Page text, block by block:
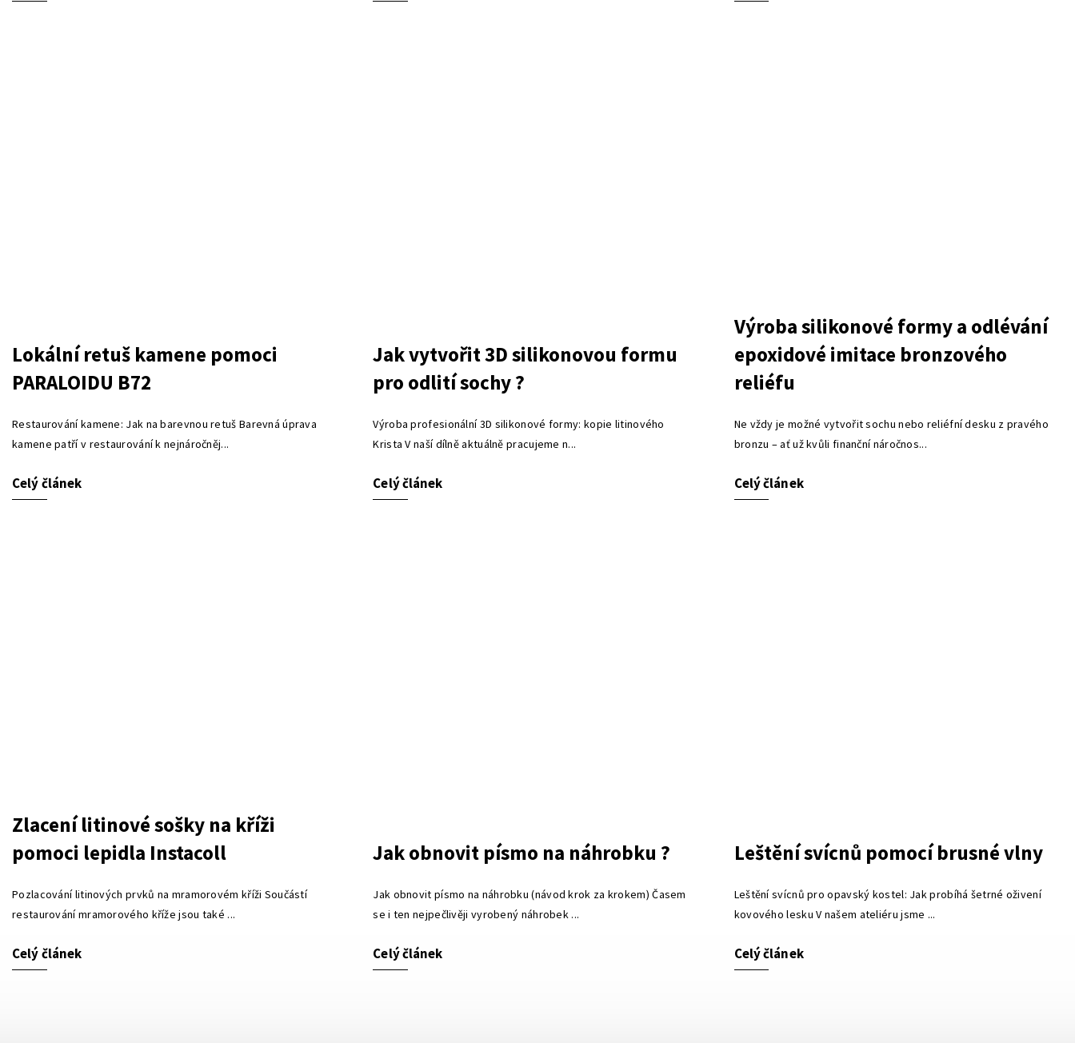
Lokální retuš kamene pomoci
PARALOIDU B72
Restaurování kamene: Jak na barevnou retuš Barevná úprava
kamene patří v restaurování k nejnáročněj...
Celý článek
Jak vytvořit 3D silikonovou formu
pro odlití sochy ?
Výroba profesionální 3D silikonové formy: kopie litinového
Krista V naší dílně aktuálně pracujeme n...
Celý článek
Výroba silikonové formy a odlévání
epoxidové imitace bronzového
reliéfu
Ne vždy je možné vytvořit sochu nebo reliéfní desku z pravého
bronzu – ať už kvůli finanční náročnos...
Celý článek
Zlacení litinové sošky na kříži
pomoci lepidla Instacoll
Pozlacování litinových prvků na mramorovém kříži Součástí
restaurování mramorového kříže jsou také ...
Celý článek
Jak obnovit písmo na náhrobku ?
Jak obnovit písmo na náhrobku (návod krok za krokem) Časem
se i ten nejpečlivěji vyrobený náhrobek ...
Celý článek
Leštění svícnů pomocí brusné vlny
Leštění svícnů pro opavský kostel: Jak probíhá šetrné oživení
kovového lesku V našem ateliéru jsme ...
Celý článek